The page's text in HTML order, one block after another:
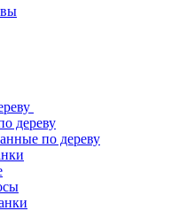
дереву
по дереву